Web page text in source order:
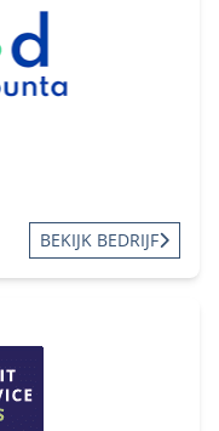
BEKIJK BEDRIJF